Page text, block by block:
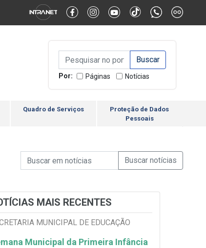
Alternar Alto Contraste Alternar Tamanho da Fonte
Campo de Busca de
Campo de Busca de informaçõesEnviar a Busca
Por: Páginas Notícias
Quadro de Serviços
Proteção de Dados
Pessoais
Campo de Busca de Notícias
Campo de Busca de informaçõesEnviar a Busca de
MAIS RECENTES
MUNICIPAL DE EDUCAÇÃO
Municipal da Primeira Infância